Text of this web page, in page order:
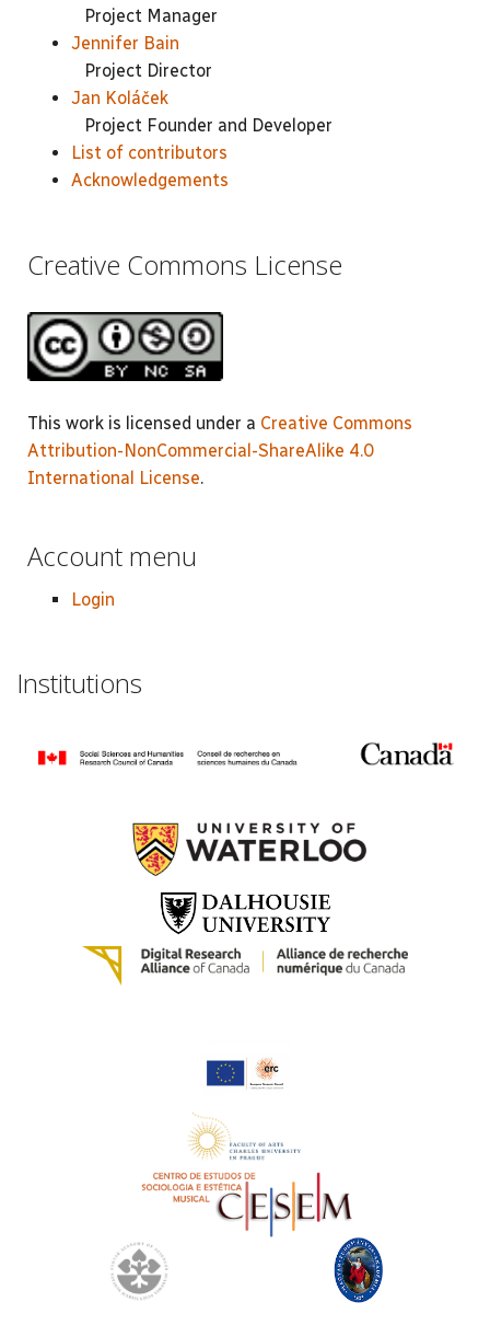
Project Manager
Jennifer Bain
Project Director
Jan Koláček
Project Founder and Developer
List of contributors
Acknowledgements
Creative Commons License
This work is licensed under a Creative Commons
Attribution-NonCommercial-ShareAlike 4.0
International License.
Account menu
Login
Institutions